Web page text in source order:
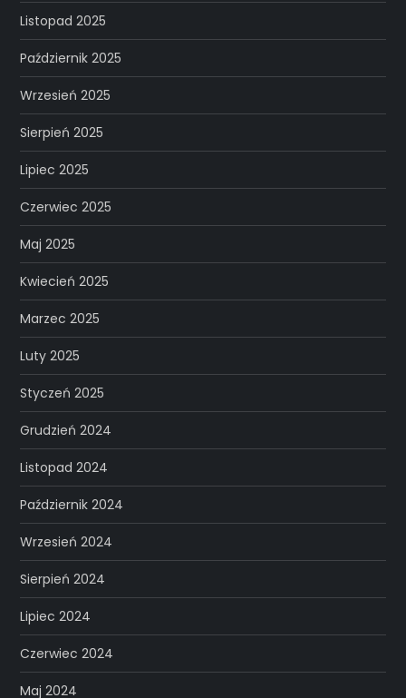
Listopad 2025
Październik 2025
Wrzesień 2025
Sierpień 2025
Lipiec 2025
Czerwiec 2025
Maj 2025
Kwiecień 2025
Marzec 2025
Luty 2025
Styczeń 2025
Grudzień 2024
Listopad 2024
Październik 2024
Wrzesień 2024
Sierpień 2024
Lipiec 2024
Czerwiec 2024
Maj 2024